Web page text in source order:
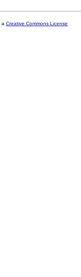
a Creative Commons License